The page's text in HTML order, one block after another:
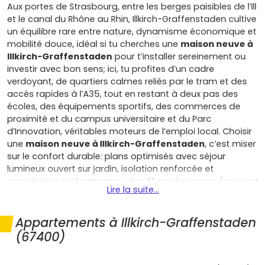
Aux portes de Strasbourg, entre les berges paisibles de l’Ill
et le canal du Rhône au Rhin, Illkirch-Graffenstaden cultive
un équilibre rare entre nature, dynamisme économique et
mobilité douce, idéal si tu cherches une maison neuve à
Illkirch-Graffenstaden pour t’installer sereinement ou
investir avec bon sens; ici, tu profites d’un cadre
verdoyant, de quartiers calmes reliés par le tram et des
accès rapides à l’A35, tout en restant à deux pas des
écoles, des équipements sportifs, des commerces de
proximité et du campus universitaire et du Parc
d’Innovation, véritables moteurs de l’emploi local. Choisir
une maison neuve à Illkirch-Graffenstaden, c’est miser
sur le confort durable: plans optimisés avec séjour
lumineux ouvert sur jardin, isolation renforcée et
menuiseries performantes, chauffage économe (souvent
pompe à chaleur), ventilation maîtrisée pour une
piloter facilement température et sécurités; conforme à
la réglementation environnementale en vigueur, ta
maison limite les déperditions, réduit tes factures et offre
Lire la suite...
Appartements à Illkirch-Graffenstaden
(67400)